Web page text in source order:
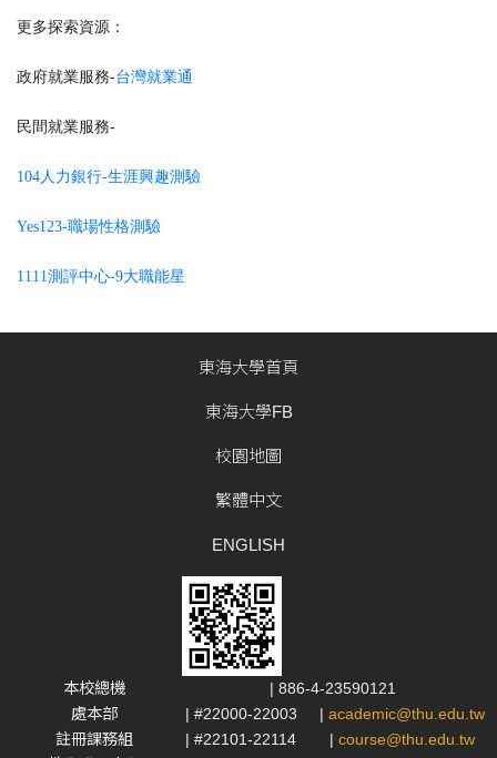
更多探索資源：
政府就業服務-台灣就業通
民間就業服務-
104人力銀行-生涯興趣測驗
Yes123-職場性格測驗
1111測評中心-9大職能星
東海大學首頁
東海大學FB
校園地圖
繁體中文
ENGLISH
本校總機
| 886-4-23590121
處本部
| #22000-22003 | academic@thu.edu.tw
註冊課務組
| #22101-22114 | course@thu.edu.tw